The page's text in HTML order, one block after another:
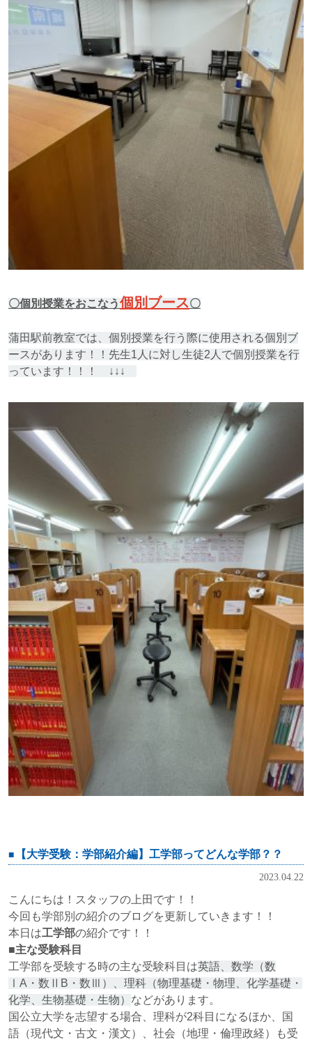
〇個別授業をおこなう個別ブース〇
蒲田駅前教室では、個別授業を行う際に使用される個別ブ
ースがあります！！先生1人に対し生徒2人で個別授業を行
っています！！！ ↓↓↓
【大学受験：学部紹介編】工学部ってどんな学部？？
2023.04.22
こんにちは！スタッフの上田です！！
今回も学部別の紹介のブログを更新していきます！！
本日は工学部の紹介です！！
■主な受験科目
工学部を受験する時の主な受験科目は英語、数学（数
ⅠA・数ⅡB・数Ⅲ）、理科（物理基礎・物理、化学基礎・
化学、生物基礎・生物） などがあります。
国公立大学を志望する場合、理科が2科目になるほか、国
語（現代文・古文・漢文）、社会（地理・倫理政経）も受